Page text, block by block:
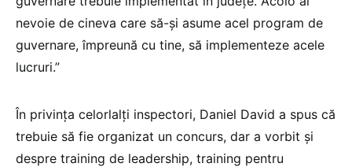
nevoie de cineva care să-și asume acel program de
guvernare, împreună cu tine, să implementeze acele
lucruri.”
În privința celorlalți inspectori, Daniel David a spus că
trebuie să fie organizat un concurs, dar a vorbit și
despre training de leadership, training pentru